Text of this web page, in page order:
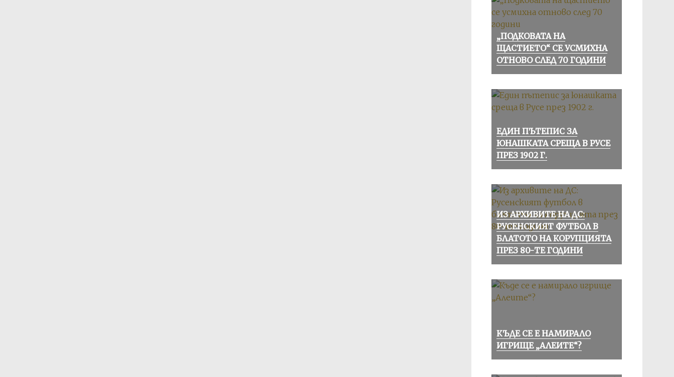
„ПОДКОВАТА НА
ЩАСТИЕТО“ СЕ УСМИХНА
ОТНОВО СЛЕД 70 ГОДИНИ
ЕДИН ПЪТЕПИС ЗА
ЮНАШКАТА СРЕЩА В РУСЕ
ПРЕЗ 1902 Г.
ИЗ АРХИВИТЕ НА ДС:
РУСЕНСКИЯТ ФУТБОЛ В
БЛАТОТО НА КОРУПЦИЯТА
ПРЕЗ 80-ТЕ ГОДИНИ
КЪДЕ СЕ Е НАМИРАЛО
ИГРИЩЕ „АЛЕИТЕ“?